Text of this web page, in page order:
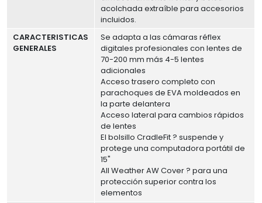
acolchada extraíble para accesorios
incluidos.
CARACTERISTICAS
GENERALES
Se adapta a las cámaras réflex
digitales profesionales con lentes de
70-200 mm más 4-5 lentes
adicionales
Acceso trasero completo con
parachoques de EVA moldeados en
la parte delantera
Acceso lateral para cambios rápidos
de lentes
El bolsillo CradleFit ? suspende y
protege una computadora portátil de
15"
All Weather AW Cover ? para una
protección superior contra los
elementos